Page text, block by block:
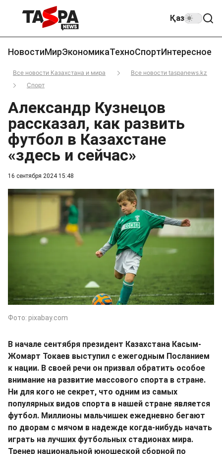
Қаз
НовостиМирЭкономикаТехноСпортИнтересное
Все новости Казахстана и мира
Все новости taspanews.kz
Спорт
16 сентября 2024 15:48
Александр Кузнецов
рассказал, как развить
футбол в Казахстане
«здесь и сейчас»
Фото: pixabay.com
В начале сентября президент Казахстана Касым-
Жомарт Токаев выступил с ежегодным Посланием
к нации. В своей речи он призвал обратить особое
внимание на развитие массового спорта в стране.
Ни для кого не секрет, что одним из самых
популярных видов спорта в нашей стране является
футбол. Миллионы мальчишек ежедневно бегают
по дворам с мячом в надежде когда-нибудь начать
играть на лучших футбольных стадионах мира.
Тренер национальной юношеской сборной по